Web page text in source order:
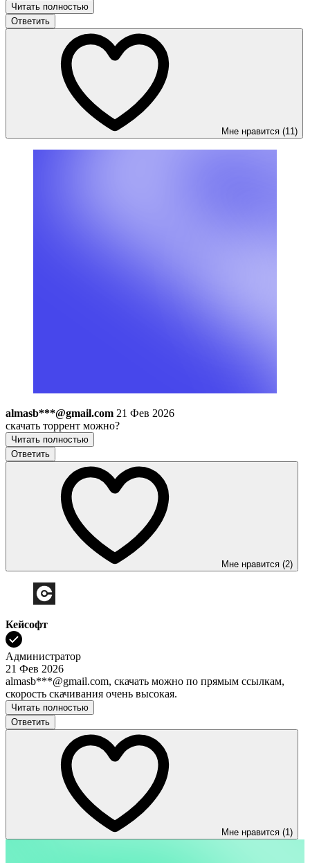
Читать полностью
Ответить
Мне нравится (11)
almasb***@gmail.com 21 Фев 2026
скачать торрент можно?
Читать полностью
Ответить
Мне нравится (2)
Кейсофт
Администратор
21 Фев 2026
almasb***@gmail.com, скачать можно по прямым ссылкам,
скорость скачивания очень высокая.
Читать полностью
Ответить
Мне нравится (1)